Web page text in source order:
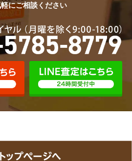
軽にご相談ください